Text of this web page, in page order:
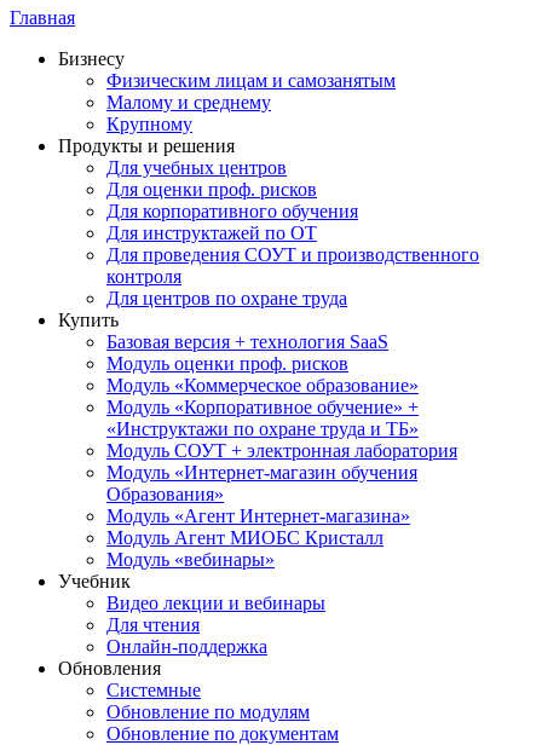
Главная
Бизнесу
Физическим лицам и самозанятым
Малому и среднему
Крупному
Продукты и решения
Для учебных центров
Для оценки проф. рисков
Для корпоративного обучения
Для инструктажей по ОТ
Для проведения СОУТ и производственного
контроля
Для центров по охране труда
Купить
Базовая версия + технология SaaS
Модуль оценки проф. рисков
Модуль «Коммерческое образование»
Модуль «Корпоративное обучение» +
«Инструктажи по охране труда и ТБ»
Модуль СОУТ + электронная лаборатория
Модуль «Интернет-магазин обучения
Образования»
Модуль «Агент Интернет-магазина»
Модуль Агент МИОБС Кристалл
Модуль «вебинары»
Учебник
Видео лекции и вебинары
Для чтения
Онлайн-поддержка
Обновления
Системные
Обновление по модулям
Обновление по документам